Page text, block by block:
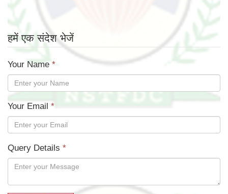
हमें एक संदेश भेजें
Your Name *
Your Email *
Query Details *